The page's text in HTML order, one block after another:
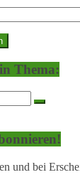
Thema:
und bei